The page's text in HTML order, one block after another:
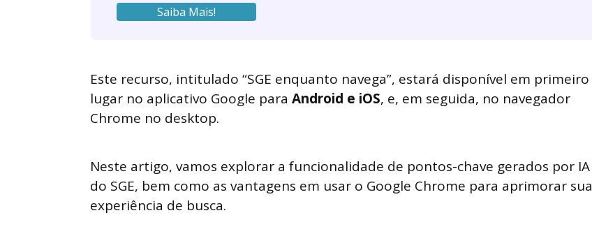
Saiba Mais!
Este recurso, intitulado “SGE enquanto navega”, estará disponível em primeiro
lugar no aplicativo Google para Android e iOS, e, em seguida, no navegador
Chrome no desktop.
Neste artigo, vamos explorar a funcionalidade de pontos-chave gerados por IA
do SGE, bem como as vantagens em usar o Google Chrome para aprimorar sua
experiência de busca.